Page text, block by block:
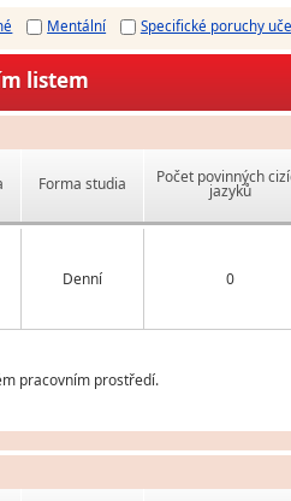
Mentální Specifické poruchy
listem
Forma studia Počet povinných
jazyků
Denní 0
pracovním prostředí.